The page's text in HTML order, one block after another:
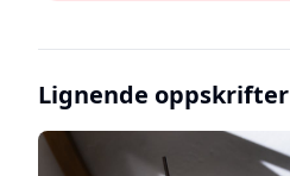
Lignende oppskrifter